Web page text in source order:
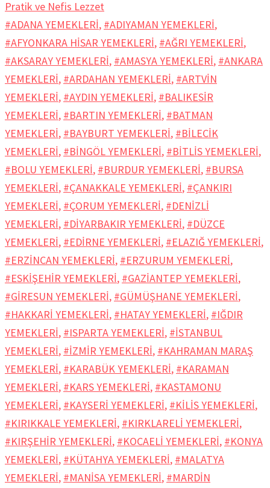
#ADANA YEMEKLERİ, #ADIYAMAN YEMEKLERİ,
#AFYONKARA HİSAR YEMEKLERİ, #AĞRI YEMEKLERİ,
#AKSARAY YEMEKLERİ, #AMASYA YEMEKLERİ, #ANKARA
YEMEKLERİ, #ARDAHAN YEMEKLERİ, #ARTVİN
YEMEKLERİ, #AYDIN YEMEKLERİ, #BALIKESİR
YEMEKLERİ, #BARTIN YEMEKLERİ, #BATMAN
YEMEKLERİ, #BAYBURT YEMEKLERİ, #BİLECİK
YEMEKLERİ, #BİNGÖL YEMEKLERİ, #BİTLİS YEMEKLERİ,
#BOLU YEMEKLERİ, #BURDUR YEMEKLERİ, #BURSA
YEMEKLERİ, #ÇANAKKALE YEMEKLERİ, #ÇANKIRI
YEMEKLERİ, #ÇORUM YEMEKLERİ, #DENİZLİ
YEMEKLERİ, #DİYARBAKIR YEMEKLERİ, #DÜZCE
YEMEKLERİ, #EDİRNE YEMEKLERİ, #ELAZIĞ YEMEKLERİ,
#ERZİNCAN YEMEKLERİ, #ERZURUM YEMEKLERİ,
#ESKİŞEHİR YEMEKLERİ, #GAZİANTEP YEMEKLERİ,
#GİRESUN YEMEKLERİ, #GÜMÜŞHANE YEMEKLERİ,
#HAKKARİ YEMEKLERİ, #HATAY YEMEKLERİ, #IĞDIR
YEMEKLERİ, #ISPARTA YEMEKLERİ, #İSTANBUL
YEMEKLERİ, #İZMİR YEMEKLERİ, #KAHRAMAN MARAŞ
YEMEKLERİ, #KARABÜK YEMEKLERİ, #KARAMAN
YEMEKLERİ, #KARS YEMEKLERİ, #KASTAMONU
YEMEKLERİ, #KAYSERİ YEMEKLERİ, #KİLİS YEMEKLERİ,
#KIRIKKALE YEMEKLERİ, #KIRKLARELİ YEMEKLERİ,
#KIRŞEHİR YEMEKLERİ, #KOCAELİ YEMEKLERİ, #KONYA
YEMEKLERİ, #KÜTAHYA YEMEKLERİ, #MALATYA
YEMEKLERİ, #MANİSA YEMEKLERİ, #MARDİN